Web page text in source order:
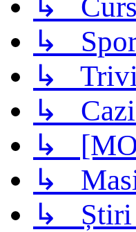
↳
↳
↳
↳
↳
↳
↳ Știri